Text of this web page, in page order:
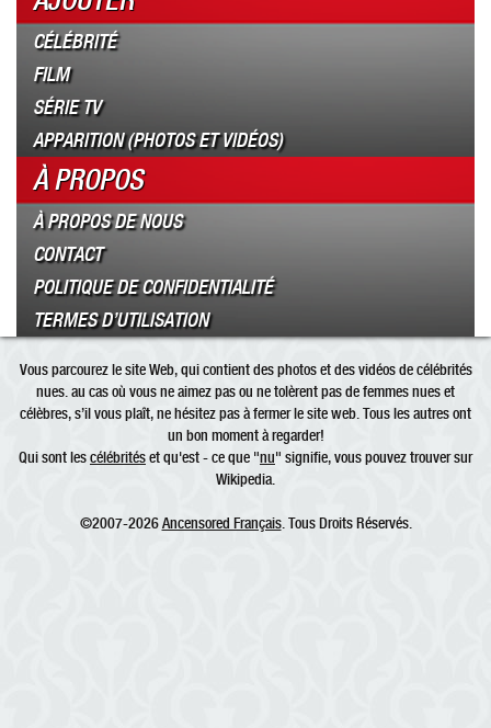
CÉLÉBRITÉ
FILM
SÉRIE TV
APPARITION (PHOTOS ET VIDÉOS)
À PROPOS
À PROPOS DE NOUS
CONTACT
POLITIQUE DE CONFIDENTIALITÉ
TERMES D’UTILISATION
Vous parcourez le site Web, qui contient des photos et des vidéos de célébrités
nues. au cas où vous ne aimez pas ou ne tolèrent pas de femmes nues et
célèbres, s’il vous plaît, ne hésitez pas à fermer le site web. Tous les autres ont
un bon moment à regarder!
Qui sont lescélébritéset qu'est - ce que "nu" signifie, vous pouvez trouver sur
Wikipedia.
©2007-2026Ancensored Français. Tous Droits Réservés.